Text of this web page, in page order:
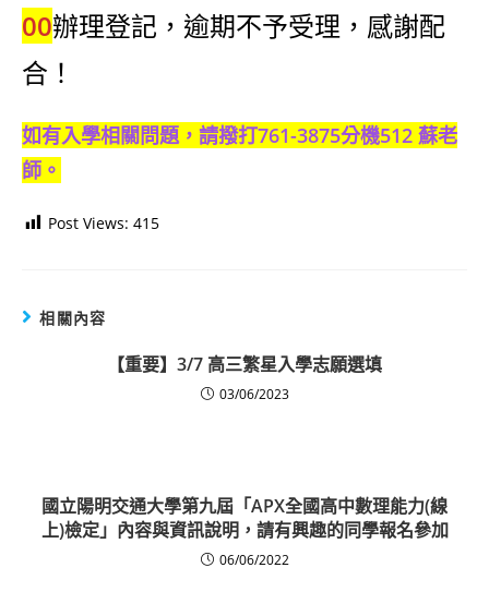
00辦理登記，逾期不予受理，感謝配
合！
如有入學相關問題，請撥打761-3875分機512 蘇老
師。
Post Views: 415
相關內容
【重要】3/7 高三繁星入學志願選填
03/06/2023
國立陽明交通大學第九屆「APX全國高中數理能力(線
上)檢定」內容與資訊說明，請有興趣的同學報名參加
06/06/2022